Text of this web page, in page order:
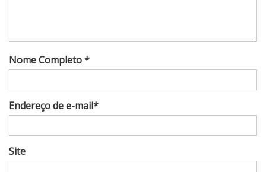
Nome Completo *
Endereço de e-mail*
Site